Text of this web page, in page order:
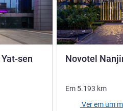
sen
Novotel
Em 5.193 km
Ver em um